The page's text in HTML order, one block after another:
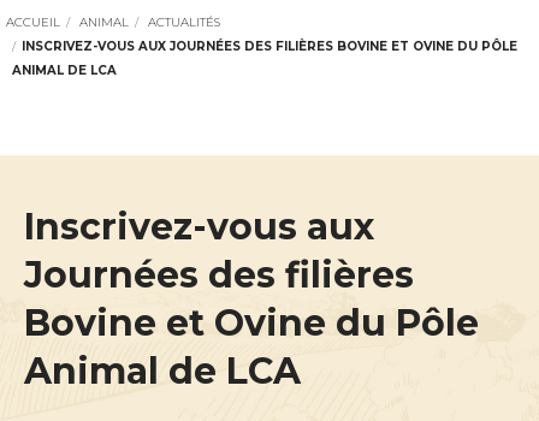
ACCUEIL ANIMAL
ACTUALITÉS
INSCRIVEZ-VOUS AUX JOURNÉES DES FILIÈRES BOVINE ET OVINE DU PÔLE
ANIMAL DE LCA
Inscrivez-vous aux
Journées des filières
Bovine et Ovine du Pôle
Animal de LCA